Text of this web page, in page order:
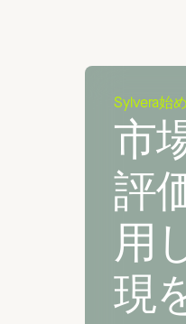
Sylvera始
市
評
用
現